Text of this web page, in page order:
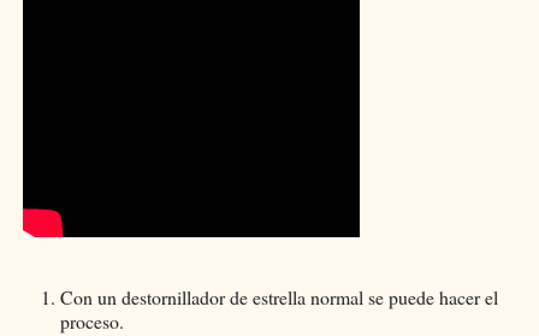
Con un destornillador de estrella normal se puede hacer el
proceso.